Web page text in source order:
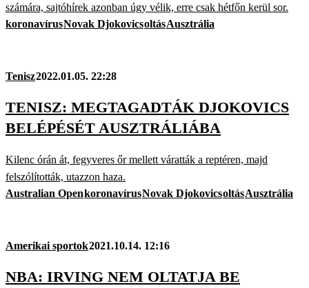
számára, sajtóhírek azonban úgy vélik, erre csak hétfőn kerül sor.
koronavírusNovak DjokovicsoltásAusztrália
Tenisz2022.01.05. 22:28
TENISZ: MEGTAGADTÁK DJOKOVICS
BELÉPÉSÉT AUSZTRÁLIÁBA
Kilenc órán át, fegyveres őr mellett váratták a reptéren, majd
felszólították, utazzon haza.
Australian OpenkoronavírusNovak DjokovicsoltásAusztrália
Amerikai sportok2021.10.14. 12:16
NBA: IRVING NEM OLTATJA BE